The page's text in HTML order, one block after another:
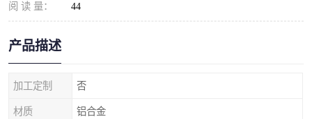
阅 读 量： 44
产品描述
加工定制 否
材质 铝合金